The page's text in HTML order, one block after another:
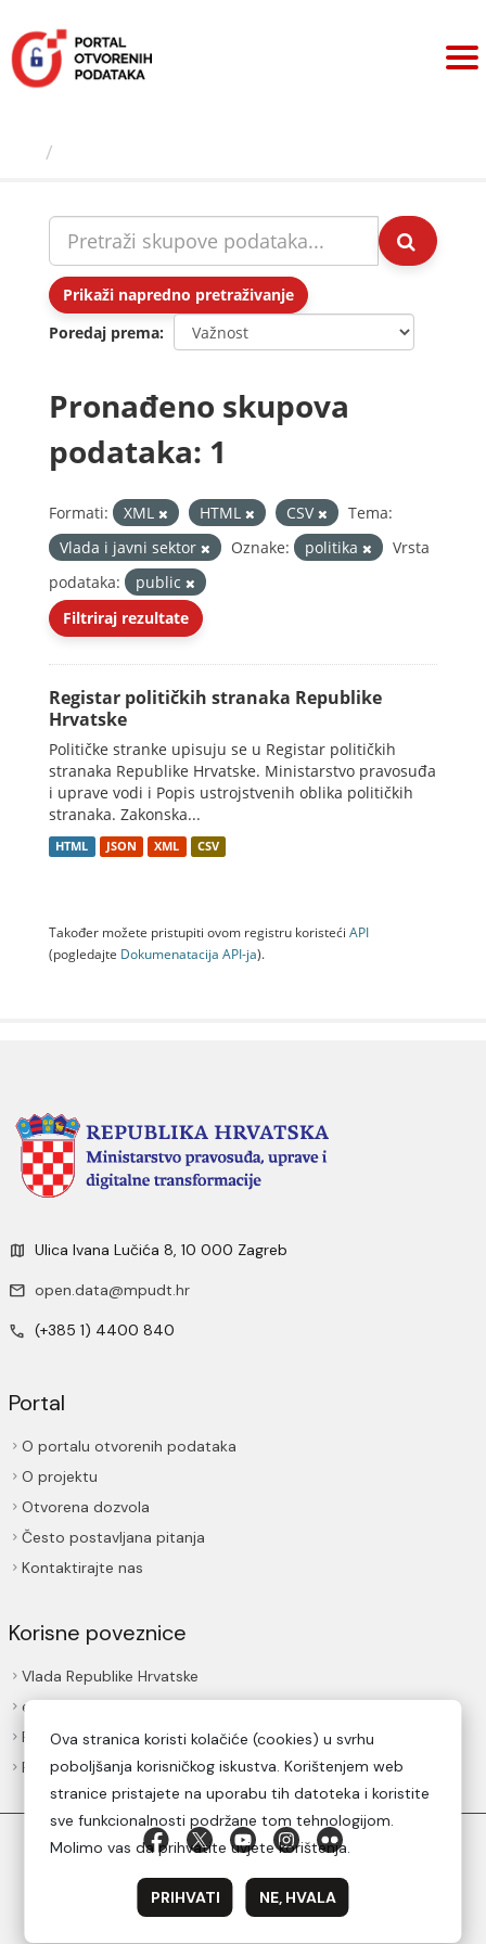
sadržaj
Prikaži napredno pretraživanje
Poredaj prema
Pronađeno skupova
podataka: 1
Formati: XML HTML CSV
Tema:
Vlada i javni sektor
Oznake: politika
Vrsta
podataka:
public
Filtriraj rezultate
Registar političkih stranaka Republike
Hrvatske
Političke stranke upisuju se u Registar političkih
stranaka Republike Hrvatske. Ministarstvo pravosuđa
i uprave vodi i Popis ustrojstvenih oblika političkih
stranaka. Zakonska...
HTML JSON XML CSV
Također možete pristupiti ovom registru koristeći API
(pogledajte Dokumenаtаcijа API-jа).